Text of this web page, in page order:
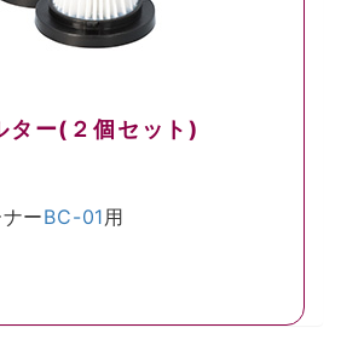
ター(２個セット)
ーBC-01用